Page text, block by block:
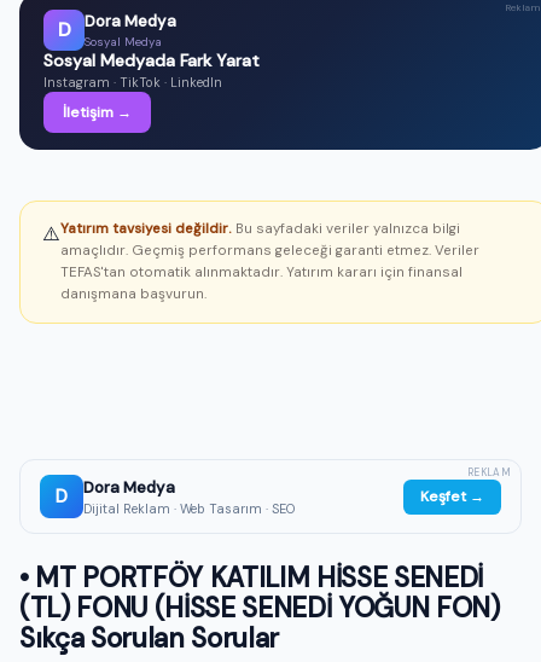
D Dora Medya
Sosyal Medya
Sosyal Medyada Fark Yarat
Instagram · TikTok · LinkedIn
İletişim →
Reklam
⚠️Yatırım tavsiyesi değildir. Bu sayfadaki veriler yalnızca bilgi
amaçlıdır. Geçmiş performans geleceği garanti etmez. Veriler
TEFAS'tan otomatik alınmaktadır. Yatırım kararı için finansal
danışmana başvurun.
D Dora Medya
Dijital Reklam · Web Tasarım · SEO
Keşfet →
REKLAM
• MT PORTFÖY KATILIM HİSSE SENEDİ
(TL) FONU (HİSSE SENEDİ YOĞUN FON)
Sıkça Sorulan Sorular